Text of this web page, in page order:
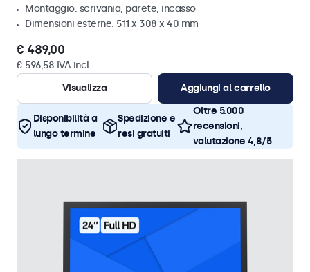
Montaggio: scrivania, parete, incasso
Dimensioni esterne: 511 x 308 x 40 mm
€ 489,00
€ 596,58 IVA incl.
Visualizza
Aggiungi al carrello
Disponibilità a
lungo termine
Spedizione e
resi gratuiti
Oltre 5.000
recensioni,
valutazione 4,8/5